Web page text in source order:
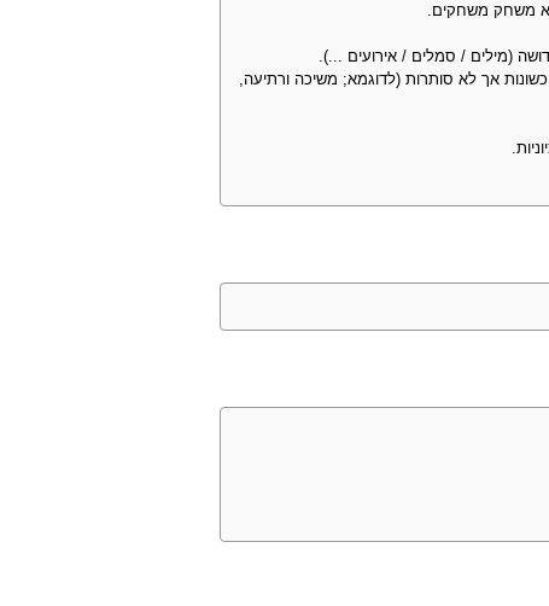
משחק משחקים.
(מילים / סמלים / אירועים ...).
אך לא סותרות (לדוגמא; משיכה ורתיעה,